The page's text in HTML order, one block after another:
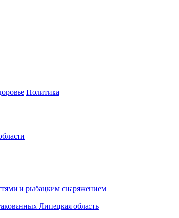
Политика
и рыбацким снаряжением
Липецкая область